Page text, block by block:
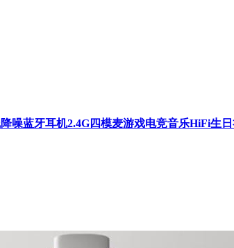
噪蓝牙耳机2.4G四模麦游戏电竞音乐HiFi生